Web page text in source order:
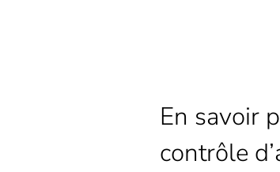
En savoir
contrôle